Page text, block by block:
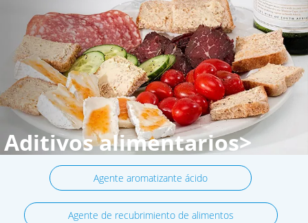
Aditivos alimentarios>
Agente aromatizante ácido
Agente de recubrimiento de alimentos